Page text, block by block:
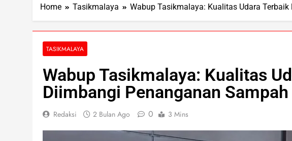
Home Tasikmalaya Wabup Tasikmalaya: Kualitas Udara
TASIKMALAYA
Wabup Tasikmalaya: Kualitas
Diimbangi Penanganan
Redaksi 2 Bulan Ago 0 3 Mins